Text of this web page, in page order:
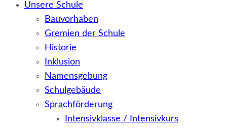
Unsere Schule
Bauvorhaben
Gremien der Schule
Historie
Inklusion
Namensgebung
Schulgebäude
Sprachförderung
Intensivklasse / Intensivkurs